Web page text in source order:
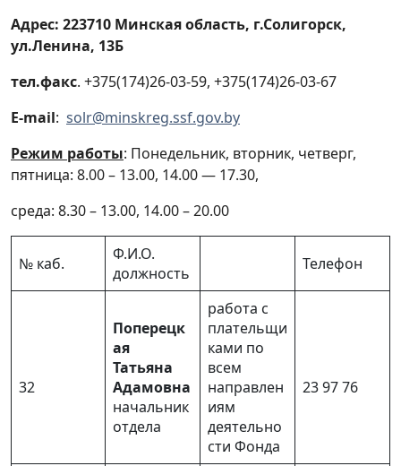
Адрес: 223710 Минская область, г.Солигорск,
ул.Ленина, 13Б
тел.факс. +375(174)26-03-59, +375(174)26-03-67
E-mail: solr@minskreg.ssf.gov.by
Режим работы: Понедельник, вторник, четверг,
пятница: 8.00 – 13.00, 14.00 — 17.30,
среда: 8.30 – 13.00, 14.00 – 20.00
№ каб.
Ф.И.О.
должность
Телефон
32
Поперецк
ая
Татьяна
Адамовна
начальник
отдела
работа с
плательщи
ками по
всем
направлен
иям
деятельно
сти Фонда
23 97 76
Функции по опеке и попечительству в
отношении совершеннолетних лиц
Основные нормативно-правовые
документы по опеке и
попечительству
Алгоритм межведомственного
попечительства в отношении
совершеннолетних граждан в
Солигорском районе
ТРУД И ЗАРАБОТНАЯ ПЛАТА
Индексация денежных доходов
Отдел трудовых отношений
Труд и заработная плата